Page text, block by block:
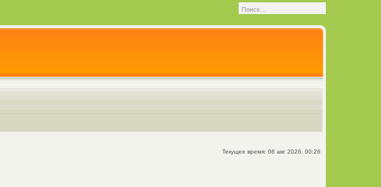
Текущее время: 08 авг 2026, 00:26